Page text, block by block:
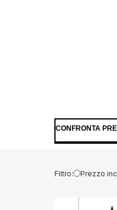
CONFRONTA
Filtro: Prezzo